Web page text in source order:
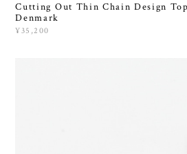
Cutting Out Thin Chain Design
Denmark
¥35,200